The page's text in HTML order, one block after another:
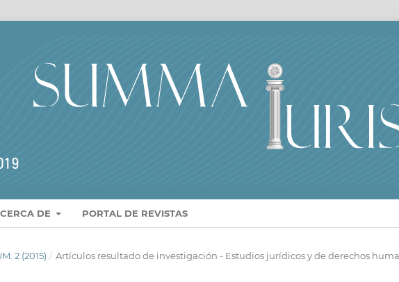
DE PORTAL DE REVISTAS
2 (2015) / Artículos resultado de investigación - Estudios jurídicos y de derechos